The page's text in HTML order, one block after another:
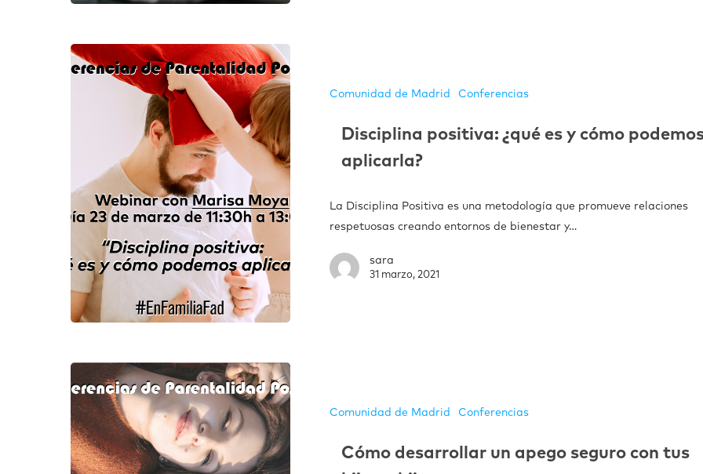
Comunidad de Madrid Conferencias
Disciplina positiva: ¿qué es y cómo
aplicarla?
La Disciplina Positiva es una metodología que promueve relaciones
respetuosas creando entornos de bienestar y…
sara
31 marzo, 2021
Comunidad de Madrid Conferencias
Cómo desarrollar un apego seguro con tus